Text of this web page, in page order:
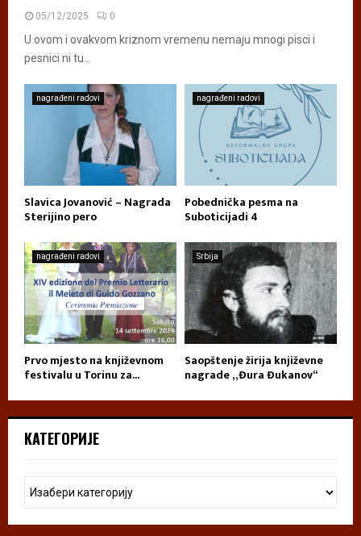
05/12/2025 0
U ovom i ovakvom kriznom vremenu nemaju mnogi pisci i
pesnici ni tu...
nagrađeni radovi
Slavica Jovanović – Nagrada
Sterijino pero
nagrađeni radovi
Pobednička pesma na
Suboticijadi 4
nagrađeni radovi
Prvo mjesto na književnom
festivalu u Torinu za...
Srbija
Saopštenje žirija književne
nagrade „Đura Đukanov“
КАТЕГОРИЈЕ